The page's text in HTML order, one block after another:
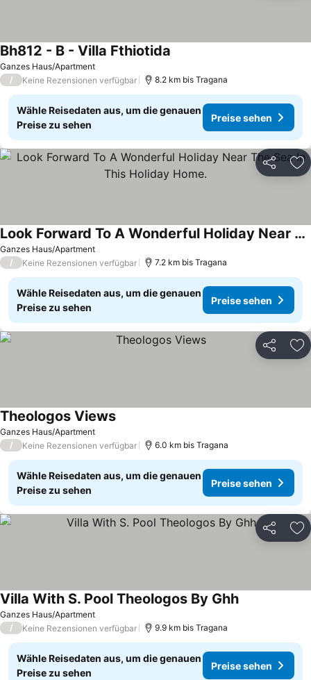
Ganzes Haus/Apartment
Bh812 - B - Villa Fthiotida
/ Keine Rezensionen verfügbar 8.2 km bis Tragana
Wähle Reisedaten aus, um die genauen
Preise zu sehen
Preise sehen
Teilen
Ganzes Haus/Apartment
Look Forward To A Wonderful Holiday Near The Sea In This Holiday Home.
/ Keine Rezensionen verfügbar 7.2 km bis Tragana
Wähle Reisedaten aus, um die genauen
Preise zu sehen
Preise sehen
Teilen
Ganzes Haus/Apartment
Theologos Views
/ Keine Rezensionen verfügbar 6.0 km bis Tragana
Wähle Reisedaten aus, um die genauen
Preise zu sehen
Preise sehen
Teilen
Ganzes Haus/Apartment
Villa With S. Pool Theologos By Ghh
/ Keine Rezensionen verfügbar 9.9 km bis Tragana
Wähle Reisedaten aus, um die genauen
Preise zu sehen
Preise sehen